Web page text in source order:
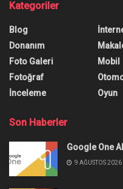
Instagram
Nasıl Bir Yol
Instagram spam
gerçekleştirilir?
açılır? Bu ve buna
Yazar: Anıl Özünaldım